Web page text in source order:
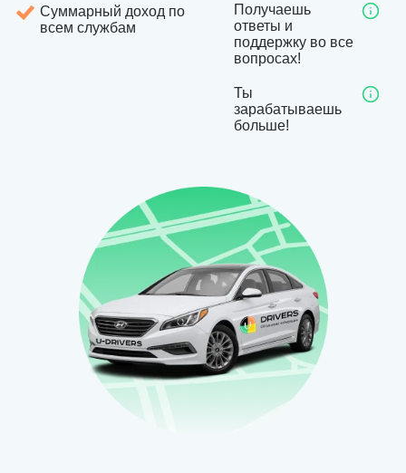
Суммарный доход по
всем службам
Получаешь
ответы и
поддержку во все
вопросах!
Ты
зарабатываешь
больше!